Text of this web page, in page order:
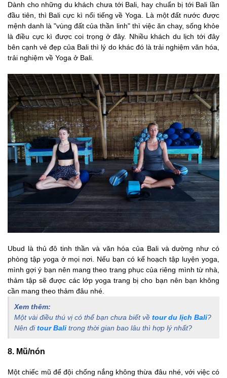
Dành cho những du khách chưa tới Bali, hay chuẩn bị tới Bali lần
đầu tiên, thì Bali cực kì nổi tiếng về Yoga. Là một đất nước được
mệnh danh là "vùng đất của thần linh" thì việc ăn chay, sống khỏe
là điều cực kì được coi trọng ở đây. Nhiều khách du lịch tới đây
bên cạnh vẻ đẹp của Bali thì lý do khác đó là trải nghiệm văn hóa,
trải nghiệm về Yoga ở Bali.
Ubud là thủ đô tinh thần và văn hóa của Bali và dường như có
phòng tập yoga ở mọi nơi. Nếu bạn có kế hoạch tập luyện yoga,
mình gợi ý bạn nên mang theo trang phục của riêng mình từ nhà,
thảm tập sẽ được các lớp yoga trang bị cho bạn nên bạn không
cần mang theo thảm đâu nhé.
Xem thêm:
Một vài điều thú vị có thể bạn chưa biết về tour du lịch Bali?
Nên đitour Bali trong thời gian bao lâu thì hợp lý nhất?
8. Mũ/nón
Một chiếc mũ để đội chống nắng không thừa đâu nhé, với việc có